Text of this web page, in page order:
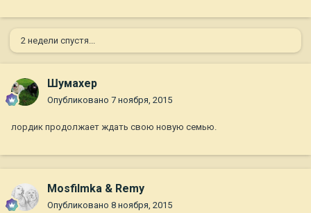
2 недели спустя...
Шумахер
Опубликовано 7 ноября, 2015
лордик продолжает ждать свою новую семью.
Mosfilmka & Remy
Опубликовано 8 ноября, 2015